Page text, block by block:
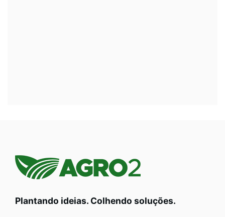
Plantando ideias. Colhendo soluções.